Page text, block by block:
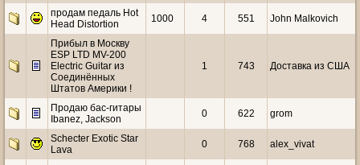
продам педаль Hot
Head Distortion
1000 4 551 John Malkovich
Прибыл в Москву
ESP LTD MV-200
Electric Guitar из
Соединённых
Штатов Америки !
1 743 Доставка из США
Продаю бас-гитары
Ibanez, Jackson
0 622 grom
Schecter Exotic Star
Lava
0 768 alex_vivat